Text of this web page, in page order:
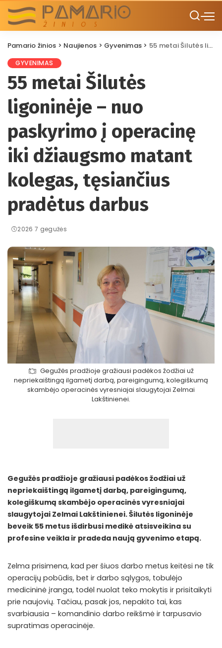
Pamario žinios > Naujienos > Gyvenimas > 55 metai Šilutės ligoninėje – nuo paskyrimo į operacinę iki džiaugsmo matant kolegas, tęsiančius pradėtus darbus
GYVENIMAS
55 metai Šilutės
ligoninėje – nuo
paskyrimo į operacinę
iki džiaugsmo matant
kolegas, tęsiančius
pradėtus darbus
2026 7 gegužės
Gegužės pradžioje gražiausi padėkos žodžiai už
nepriekaištingą ilgametį darbą, pareigingumą, kolegiškumą
skambėjo operacinės vyresniajai slaugytojai Zelmai
Lakštinienei.
Gegužės pradžioje gražiausi padėkos žodžiai už
nepriekaištingą ilgametį darbą, pareigingumą,
kolegiškumą skambėjo operacinės vyresniajai
slaugytojai Zelmai Lakštinienei. Šilutės ligoninėje
beveik 55 metus išdirbusi medikė atsisveikina su
profesine veikla ir pradeda naują gyvenimo etapą.
Zelma prisimena, kad per šiuos darbo metus keitėsi ne tik
operacijų pobūdis, bet ir darbo sąlygos, tobulėjo
medicininė įranga, todėl nuolat teko mokytis ir prisitaikyti
prie naujovių. Tačiau, pasak jos, nepakito tai, kas
svarbiausia – komandinio darbo reikšmė ir tarpusavio
supratimas operacinėje.